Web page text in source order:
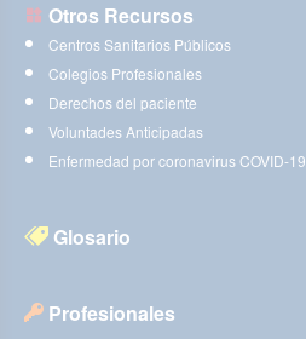
Otros Recursos
Centros Sanitarios Públicos
Colegios Profesionales
Derechos del paciente
Voluntades Anticipadas
Enfermedad por coronavirus COVID-19
Glosario
Profesionales